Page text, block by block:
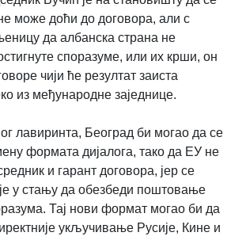
може доћи до договора, али с
да албанска страна не
споразуме, или их крши, он
чији ће резултат заиста
из међународне заједнице.
лавиринта, Београд би могао да се
формата дијалога, тако да ЕУ не
и гарант договора, јер се
у стању да обезбеди поштовање
Тај нови формат могао би да
укључивање Русије, Кине и